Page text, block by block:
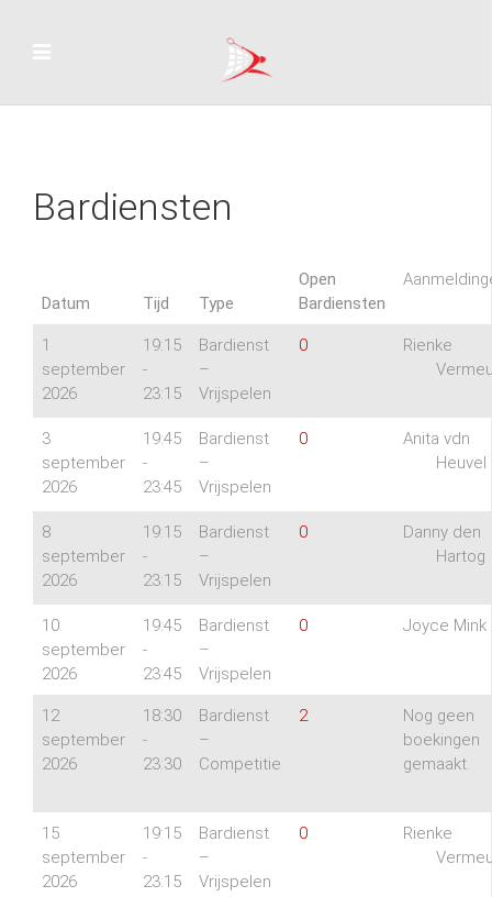
Bardiensten
Datum Tijd Type
Open
Bardiensten
1
september
2026
19:15
-
23:15
Bardienst
–
Vrijspelen
0
Rienke
3
september
2026
19:45
-
23:45
Bardienst
–
Vrijspelen
0
Anita vdn
Heuvel
8
september
2026
19:15
-
23:15
Bardienst
–
Vrijspelen
0
Danny den
Hartog
10
september
2026
19:45
-
23:45
Bardienst
–
Vrijspelen
0 Joyce Mink
12
september
2026
18:30
-
23:30
Bardienst
–
Competitie
2
Nog geen
boekingen
gemaakt.
15
september
2026
19:15
-
23:15
Bardienst
–
Vrijspelen
0
Rienke